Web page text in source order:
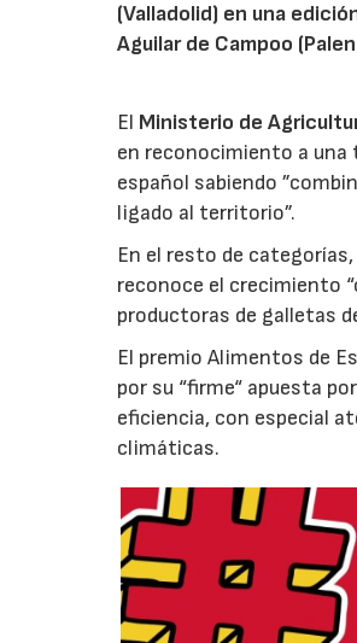
(Valladolid) en una
Aguilar de Campoo
El Ministerio de
en reconocimiento a una
español sabiendo
ligado al territorio”.
En el resto de
reconoce el crecimiento
productoras de galletas
El premio Alimentos de
por su “firme“ apuesta
eficiencia, con especial
climáticas.